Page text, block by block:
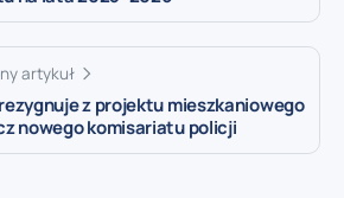
artykuł
z projektu mieszkaniowego
nowego komisariatu policji